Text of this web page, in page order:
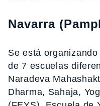
Navarra
Se está
de 7 escuelas
Naradeva
Dharma, Sahaja,